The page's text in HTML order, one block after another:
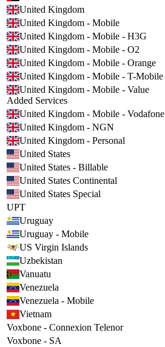
United Kingdom
United Kingdom - Mobile
United Kingdom - Mobile - H3G
United Kingdom - Mobile - O2
United Kingdom - Mobile - Orange
United Kingdom - Mobile - T-Mobile
United Kingdom - Mobile - Value
Added Services
United Kingdom - Mobile - Vodafone
United Kingdom - NGN
United Kingdom - Personal
United States
United States - Billable
United States Continental
United States Special
UPT
Uruguay
Uruguay - Mobile
US Virgin Islands
Uzbekistan
Vanuatu
Venezuela
Venezuela - Mobile
Vietnam
Voxbone - Connexion Telenor
Voxbone - SA